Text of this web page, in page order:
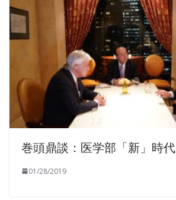
巻頭鼎談：医学部「新」時代
01/28/2019